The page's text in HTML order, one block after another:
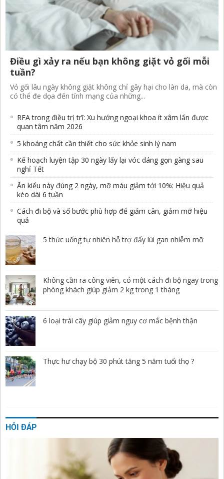
Điều gì xảy ra nếu bạn không giặt vỏ gối mỗi
tuần?
Vỏ gối lâu ngày không giặt không chỉ gây hại cho làn da, mà còn
có thể đe dọa đến tính mạng của những...
RFA trong điều trị trĩ: Xu hướng ngoại khoa ít xâm lấn được
quan tâm năm 2026
5 khoáng chất cần thiết cho sức khỏe sinh lý nam
Kế hoạch luyện tập 30 ngày lấy lại vóc dáng gọn gàng sau
nghỉ Tết
Ăn kiểu này đúng 2 ngày, mỡ máu giảm tới 10%: Hiệu quả
kéo dài 6 tuần
Cách đi bộ và số bước phù hợp để giảm cân, giảm mỡ hiệu
quả
5 thức uống tự nhiên hỗ trợ đẩy lùi gan nhiễm mỡ
Không cần ra công viên, có một cách đi bộ ngay trong
phòng khách giúp giảm 2 kg trong 1 tháng
6 loại trái cây giúp giảm nguy cơ mắc bệnh thận
Thực hư chạy bộ 30 phút tăng 5 năm tuổi thọ ?
HỎI ĐÁP